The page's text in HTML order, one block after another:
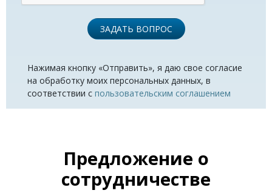
ЗАДАТЬ ВОПРОС
Нажимая кнопку «Отправить», я даю свое согласие
на обработку моих персональных данных, в
соответствии с пользовательским соглашением
Предложение о
сотрудничестве